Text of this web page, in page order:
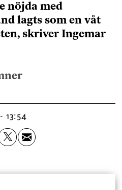
nöjda med
lagts som en våt
skriver Ingemar
13:54